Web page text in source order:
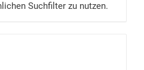
Suchfilter zu nutzen.